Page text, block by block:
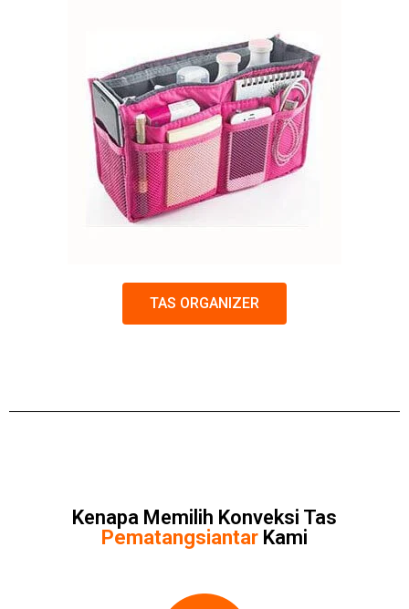
TAS ORGANIZER
Kenapa Memilih Konveksi Tas
Pematangsiantar Kami